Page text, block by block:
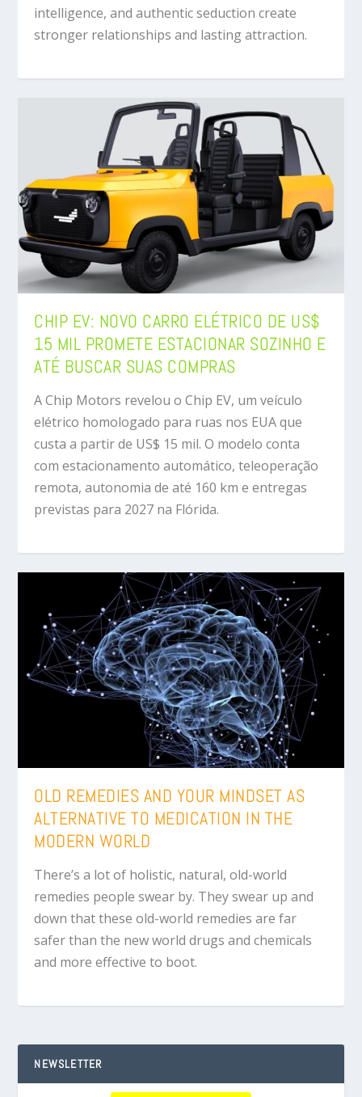
intelligence, and authentic seduction create
stronger relationships and lasting attraction.
CHIP EV: NOVO CARRO ELÉTRICO DE US$
15 MIL PROMETE ESTACIONAR SOZINHO E
ATÉ BUSCAR SUAS COMPRAS
A Chip Motors revelou o Chip EV, um veículo
elétrico homologado para ruas nos EUA que
custa a partir de US$ 15 mil. O modelo conta
com estacionamento automático, teleoperação
remota, autonomia de até 160 km e entregas
previstas para 2027 na Flórida.
OLD REMEDIES AND YOUR MINDSET AS
ALTERNATIVE TO MEDICATION IN THE
MODERN WORLD
There’s a lot of holistic, natural, old-world
remedies people swear by. They swear up and
down that these old-world remedies are far
safer than the new world drugs and chemicals
and more effective to boot.
NEWSLETTER